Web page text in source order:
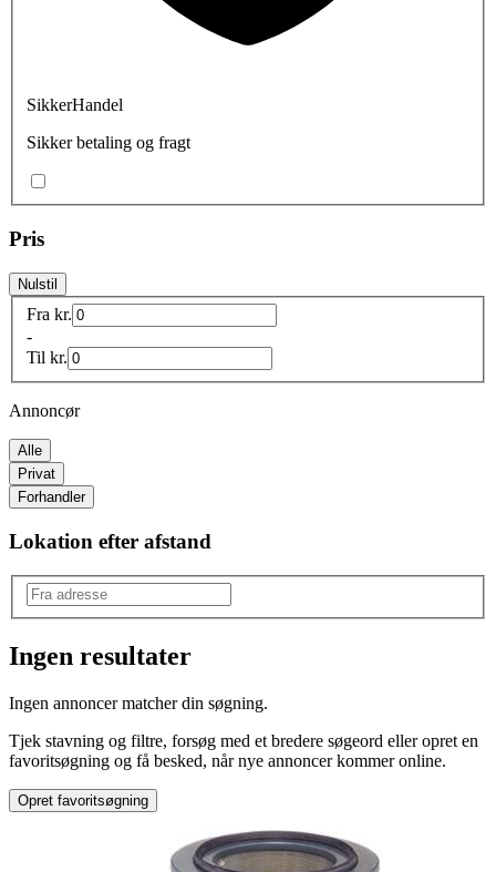
SikkerHandel
Sikker betaling og fragt
Pris
Nulstil
Fra kr.
-
Til kr.
Annoncør
Alle
Privat
Forhandler
Lokation efter afstand
Toyota
Ingen resultater
Ingen annoncer matcher din søgning.
Tjek stavning og filtre, forsøg med et bredere søgeord eller opret en
favoritsøgning og få besked, når nye annoncer kommer online.
Opret favoritsøgning